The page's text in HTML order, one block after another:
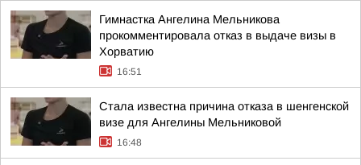
Гимнастка Ангелина Мельникова
прокомментировала отказ в выдаче визы в
Хорватию
16:51
Стала известна причина отказа в шенгенской
визе для Ангелины Мельниковой
16:48